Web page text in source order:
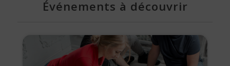
Événements à découvrir